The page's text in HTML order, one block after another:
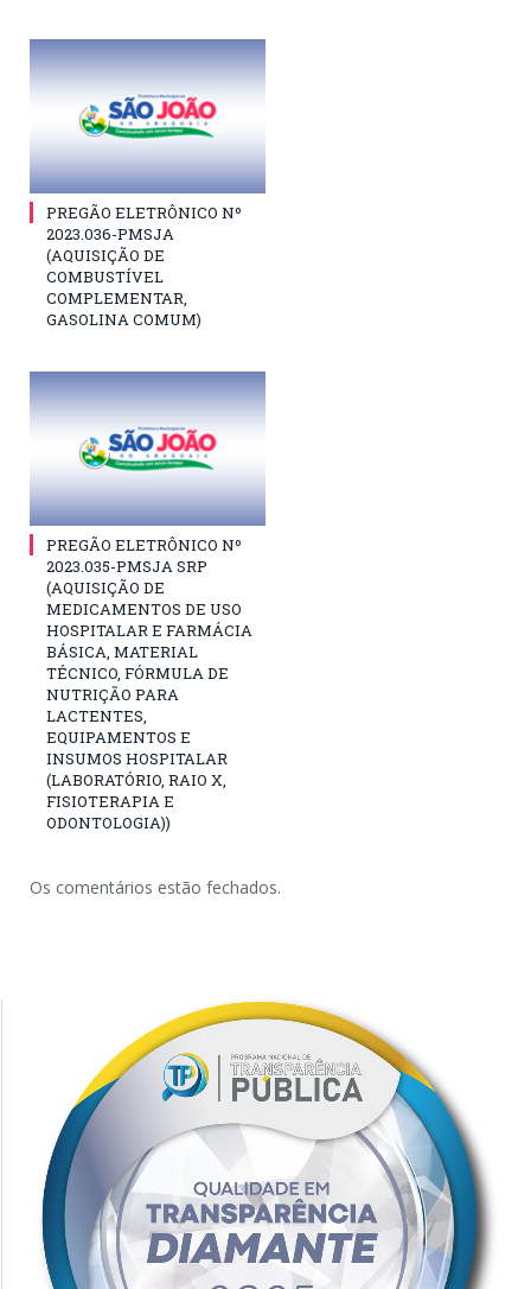
PREGÃO ELETRÔNICO Nº
2023.036-PMSJA
(AQUISIÇÃO DE
COMBUSTÍVEL
COMPLEMENTAR,
GASOLINA COMUM)
PREGÃO ELETRÔNICO Nº
2023.035-PMSJA SRP
(AQUISIÇÃO DE
MEDICAMENTOS DE USO
HOSPITALAR E FARMÁCIA
BÁSICA, MATERIAL
TÉCNICO, FÓRMULA DE
NUTRIÇÃO PARA
LACTENTES,
EQUIPAMENTOS E
INSUMOS HOSPITALAR
(LABORATÓRIO, RAIO X,
FISIOTERAPIA E
ODONTOLOGIA))
Os comentários estão fechados.